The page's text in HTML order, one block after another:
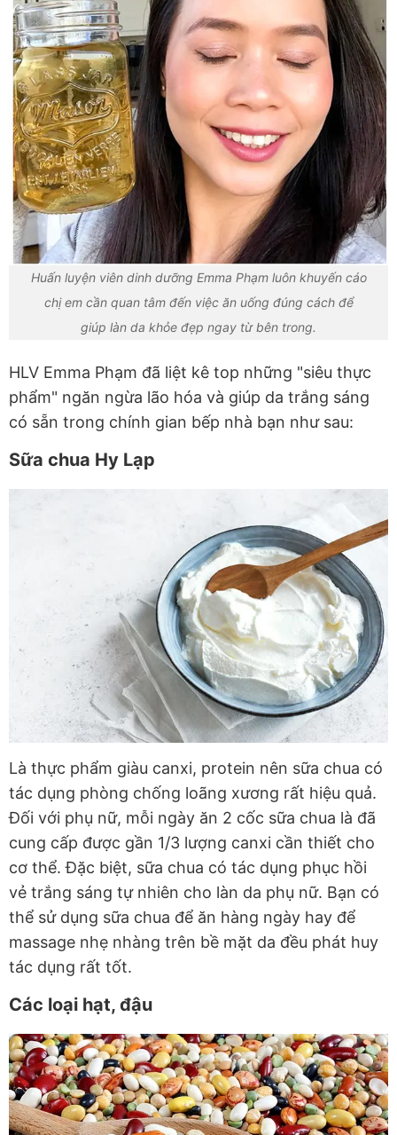
Huấn luyện viên dinh dưỡng Emma Phạm luôn khuyến cáo
chị em cần quan tâm đến việc ăn uống đúng cách để
giúp làn da khỏe đẹp ngay từ bên trong.
HLV Emma Phạm đã liệt kê top những "siêu thực
phẩm" ngăn ngừa lão hóa và giúp da trắng sáng
có sẵn trong chính gian bếp nhà bạn như sau:
Sữa chua Hy Lạp
Là thực phẩm giàu canxi, protein nên sữa chua có
tác dụng phòng chống loãng xương rất hiệu quả.
Đối với phụ nữ, mỗi ngày ăn 2 cốc sữa chua là đã
cung cấp được gần 1/3 lượng canxi cần thiết cho
cơ thể. Đặc biệt, sữa chua có tác dụng phục hồi
vẻ trắng sáng tự nhiên cho làn da phụ nữ. Bạn có
thể sử dụng sữa chua để ăn hàng ngày hay để
massage nhẹ nhàng trên bề mặt da đều phát huy
tác dụng rất tốt.
Các loại hạt, đậu